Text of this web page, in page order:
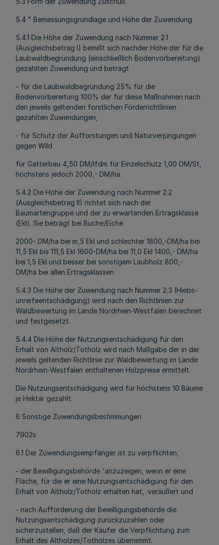
5.4 " Bemessungsgrundlage und Höhe der Zuwendung
5.4.1 Die Höhe der Zuwendung nach Nummer 2.1
(Ausgleichsbetrag I) bemißt sich nachder Höhe der für die
Laubwaldbegründung (einschließlich Bodenvorbereitung)
gezahlten Zuwendung und beträgt
- für die Laubwaldbegründung 25% für die
Bodenvorbereitung 100% der für diese Maßnahmen nach
den jeweils geltenden forstlichen Förderrichtlinien
gezahlten Zuwendungen,
- für Schutz der Aufforstungen und Naturverjüngungen
gegen Wild
für Gatterbau 4,50 DM/lfdm für Einzelschutz 1,00 DM/St,
höchstens jedoch 2000,- DM/ha.
5.4.2 Die Höhe der Zuwendung nach Nummer 2.2
(Ausgleichsbetrag II) richtet sich nach der
Baumartengruppe und der zu erwartenden Ertragsklasse
(Ekl). Sie beträgt bei Buche/Eiche
2000- DM/ha bei m,5 Ekl und schlechter 1800,-DM/ha bei
11,5 Ekl bis 111,5 Ekl 1600-DM/ha bei 11,0 Ekl 1400,- DM/ha
bei 1,5 Ekl und besser bei sonstigem Laubholz 800,-
DM/ha bei allen Ertragsklassen
5.4.3 Die Höhe der Zuwendung nach Nummer 2.3 (Hiebs-
unreifeentschädigung) wird nach den Richtlinien zur
Waldbewertung im Lande Nordrhein-Westfalen berechnet
und festgesetzt.
5.4.4 Die Höhe der Nutzungsentschädigung für den
Erhalt von Altholz/Totholz wird nach Maßgabe der in der
jeweils geltenden Richtlinie zur Waldbewertung im Lande
Nordrhein-Westfalen enthaltenen Holzpreise ermittelt.
Die Nutzungsentschädigung wird für höchstens 10 Bäume
je Hektar gezahlt.
6 Sonstige Zuwendungsbestimmungen
7902s
6.1 Der Züwendungsempfänger ist zu verpflichten,
- der Bewilligungsbehörde 'anzuzeigen, wenn er eine
Fläche, für die er eine Nutzungsentschädigung für den
Erhalt von Altholz/Totholz erhalten hat, .veräußert und
- nach Aufforderung der Bewilligungsbehörde die
Nutzungsentschädigung zurückzuzahlen oder
sicherzustellen, daß der Käufer die Verpflichtung zum
Erhalt des Altholzes/Totholzes übernimmt.